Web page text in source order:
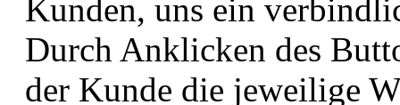
Kunden, uns ein
Durch Anklicken des
der Kunde die jeweilige